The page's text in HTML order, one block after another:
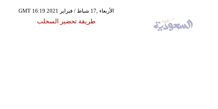
GMT 16:19 2021 الأربعاء ,17 شباط / فبراير
طريقة تحضير السحلب